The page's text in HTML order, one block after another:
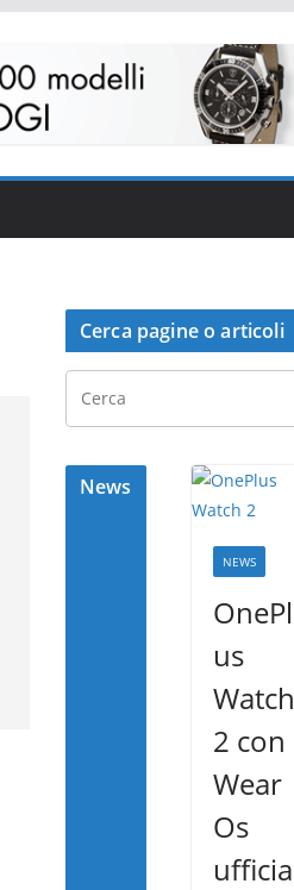
Cerca pagine o articoli
News
NEWS
OnePl
us
Watch
2 con
Wear
Os
ufficia